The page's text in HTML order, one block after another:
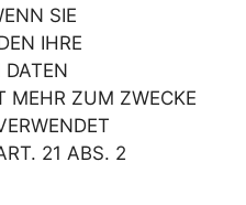
SIE
IHRE
DATEN
MEHR ZUM ZWECKE
21 ABS. 2